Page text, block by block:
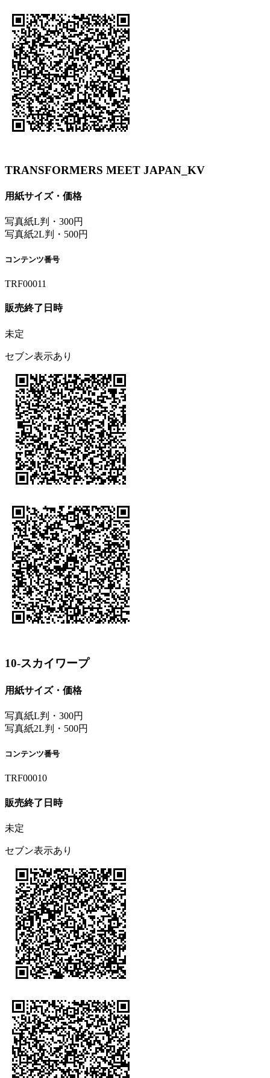
TRANSFORMERS MEET JAPAN_KV
用紙サイズ・価格
写真紙L判・300円
写真紙2L判・500円
コンテンツ番号
TRF00011
販売終了日時
未定
セブン表示あり
10-スカイワープ
用紙サイズ・価格
写真紙L判・300円
写真紙2L判・500円
コンテンツ番号
TRF00010
販売終了日時
未定
セブン表示あり